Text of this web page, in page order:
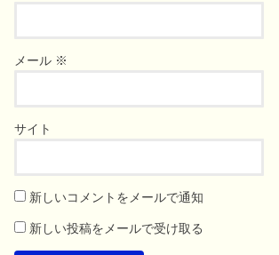
メール ※
サイト
新しいコメントをメールで通知
新しい投稿をメールで受け取る